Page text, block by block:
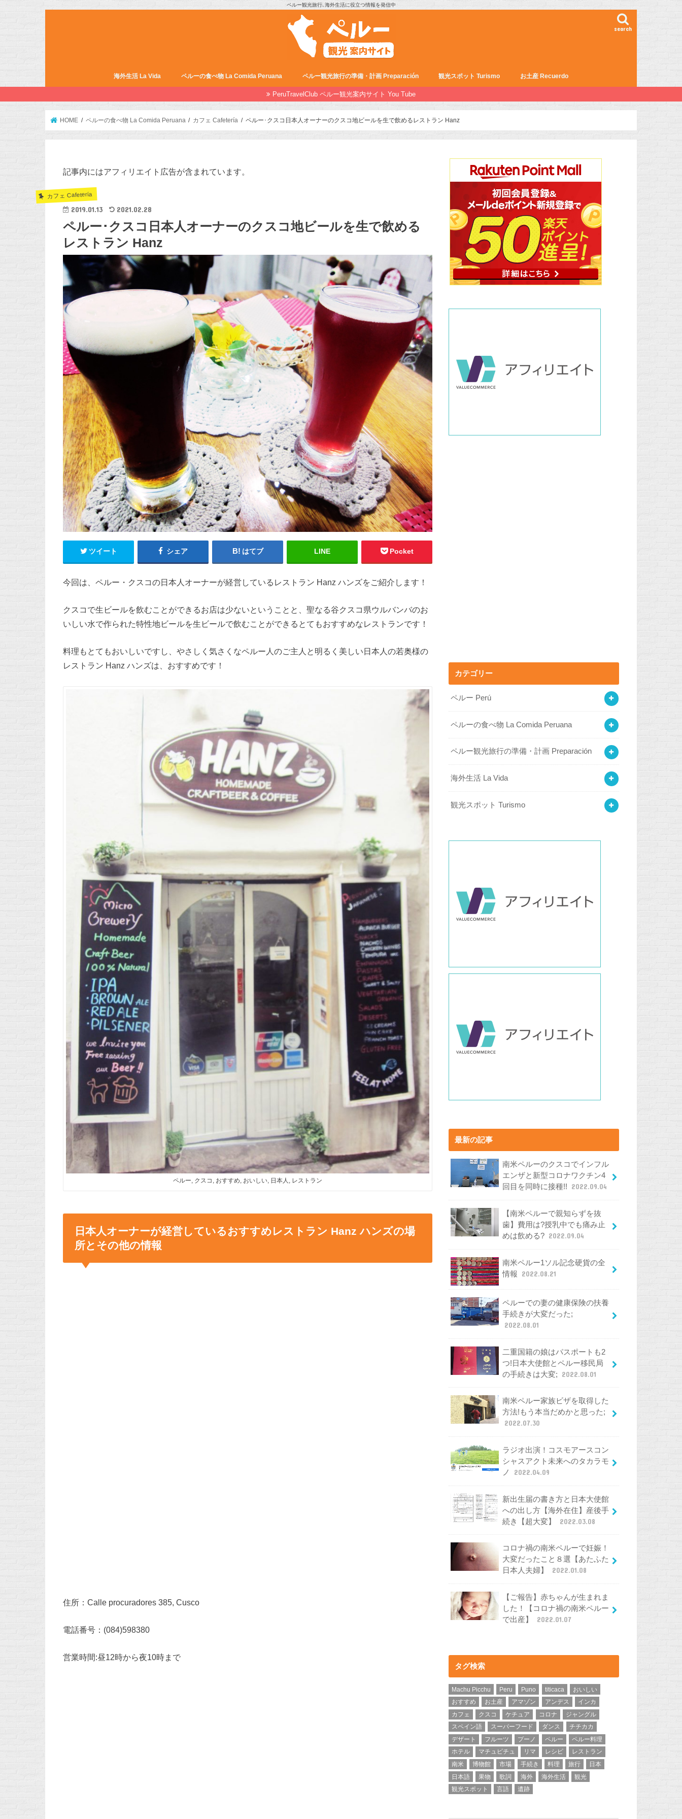
ペルー観光旅行､海外生活に役立つ情報を発信中
search
海外生活 La Vida ペルーの食べ物 La Comida Peruana ペルー観光旅行の準備・計画 Preparación 観光スポット Turismo お土産 Recuerdo
PeruTravelClub ペルー観光案内サイト You Tube
HOME ペルーの食べ物 La Comida Peruana カフェ Cafetería ペルー･クスコ日本人オーナーのクスコ地ビールを生で飲めるレストラン Hanz
記事内にはアフィリエイト広告が含まれています。
カフェ Cafetería
2019.01.13 2021.02.28
ペルー･クスコ日本人オーナーのクスコ地ビールを生で飲める
レストラン Hanz
ツイート シェア はてブ LINE Pocket
今回は、ペルー・クスコの日本人オーナーが経営しているレストラン Hanz ハンズをご紹介します！
クスコで生ビールを飲むことができるお店は少ないということと、聖なる谷クスコ県ウルバンバのお
いしい水で作られた特性地ビールを生ビールで飲むことができるとてもおすすめなレストランです！
料理もとてもおいしいですし、やさしく気さくなペルー人のご主人と明るく美しい日本人の若奥様の
レストラン Hanz ハンズは、おすすめです！
ペルー, クスコ, おすすめ, おいしい, 日本人, レストラン
日本人オーナーが経営しているおすすめレストラン Hanz ハンズの場
所とその他の情報
住所：Calle procuradores 385, Cusco
電話番号：(084)598380
営業時間:昼12時から夜10時まで
カテゴリー
ペルー Perú
ペルーの食べ物 La Comida Peruana
ペルー観光旅行の準備・計画 Preparación
海外生活 La Vida
観光スポット Turismo
最新の記事
南米ペルーのクスコでインフル
エンザと新型コロナワクチン4
回目を同時に接種!!
2022.09.04
【南米ペルーで親知らずを抜
歯】費用は?授乳中でも痛み止
めは飲める? 2022.09.04
南米ペルー1ソル記念硬貨の全
情報
2022.08.21
ペルーでの妻の健康保険の扶養
手続きが大変だった;
2022.08.01
二重国籍の娘はパスポートも2
つ!日本大使館とペルー移民局
の手続きは大変;
2022.08.01
南米ペルー家族ビザを取得した
方法!もう本当だめかと思った;
2022.07.30
ラジオ出演！コスモアースコン
シャスアクト未来へのタカラモ
ノ
2022.04.09
新出生届の書き方と日本大使館
への出し方【海外在住】産後手
続き【超大変】
2022.03.08
コロナ禍の南米ペルーで妊娠！
大変だったこと８選【あたふた
日本人夫婦】
2022.01.08
【ご報告】赤ちゃんが生まれま
した！【コロナ禍の南米ペルー
で出産】
2022.01.07
タグ検索
Machu Picchu Peru Puno titicaca
おいしい
おすすめ
お土産 アマゾン アンデス
インカ
カフェ
クスコ ケチュア コロナ
ジャングル
スペイン語
スーパーフード ダンス
チチカカ
デザート
フルーツ プーノ ペルー
ペルー料理
ホテル
マチュピチュ リマ レシピ
レストラン
南米
博物館 市場 手続き 料理 旅行
日本
日本語
果物 歌詞 海外 海外生活
観光
観光スポット
言語 遺跡